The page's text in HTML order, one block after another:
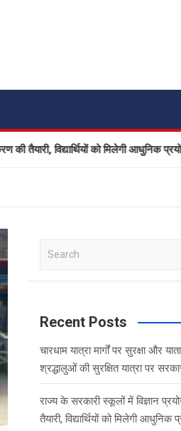
को मिलेगी आधुनिक प्रयोगात्मक शिक्षा
a
c
Recent Posts
चारधाम यात्रा मार्गों पर सुरक्षा और
श्रद्धालुओं की सुरक्षित यात्रा पर
राज्य के सरकारी स्कूलों में विज्ञान
तैयारी, विद्यार्थियों को मिलेगी आधुनिक